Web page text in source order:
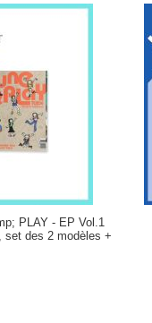
PLAY - EP Vol.1
set des 2 modèles +